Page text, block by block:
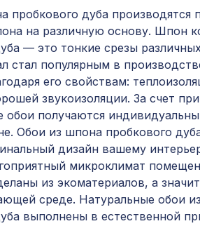
пробкового дуба производятся
на различную основу. Шпон
— это тонкие срезы
стал популярным в
его свойствам:
звукоизоляции. За счет
обои получаются
Обои из шпона пробкового
дизайн вашему
микроклимат
из экоматериалов, а
среде. Натуральные обои
выполнены в естественной